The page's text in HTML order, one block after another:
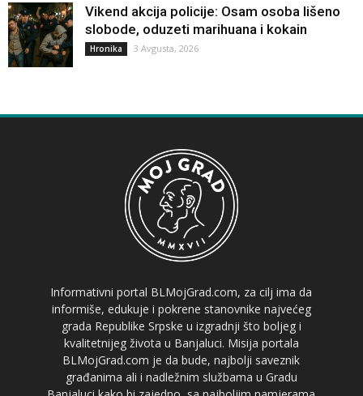
Vikend akcija policije: Osam osoba lišeno
slobode, oduzeti marihuana i kokain
Hronika 3 Avgusta, 2026
Informativni portal BLMojGrad.com, za cilj ima da
informiše, edukuje i pokrene stanovnike najvećeg
grada Republike Srpske u izgradnji što boljeg i
kvalitetnijeg života u Banjaluci. Misija portala
BLMojGrad.com je da bude, najbolji saveznik
građanima ali i nadležnim službama u Gradu